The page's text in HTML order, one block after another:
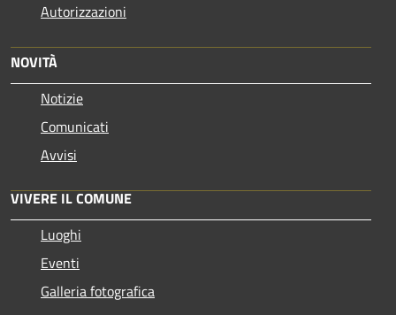
Autorizzazioni
NOVITÀ
Notizie
Comunicati
Avvisi
VIVERE IL COMUNE
Luoghi
Eventi
Galleria fotografica